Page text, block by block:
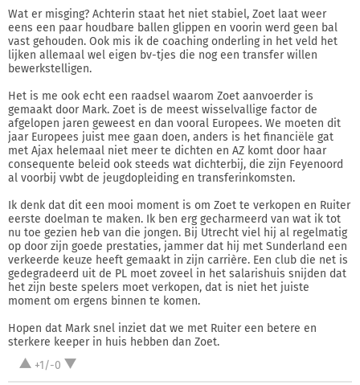
Wat er misging? Achterin staat het niet stabiel, Zoet laat weer
eens een paar houdbare ballen glippen en voorin werd geen bal
vast gehouden. Ook mis ik de coaching onderling in het veld het
lijken allemaal wel eigen bv-tjes die nog een transfer willen
bewerkstelligen.
Het is me ook echt een raadsel waarom Zoet aanvoerder is
gemaakt door Mark. Zoet is de meest wisselvallige factor de
afgelopen jaren geweest en dan vooral Europees. We moeten dit
jaar Europees juist mee gaan doen, anders is het financiële gat
met Ajax helemaal niet meer te dichten en AZ komt door haar
consequente beleid ook steeds wat dichterbij, die zijn Feyenoord
al voorbij vwbt de jeugdopleiding en transferinkomsten.
Ik denk dat dit een mooi moment is om Zoet te verkopen en Ruiter
eerste doelman te maken. Ik ben erg gecharmeerd van wat ik tot
nu toe gezien heb van die jongen. Bij Utrecht viel hij al regelmatig
op door zijn goede prestaties, jammer dat hij met Sunderland een
verkeerde keuze heeft gemaakt in zijn carrière. Een club die net is
gedegradeerd uit de PL moet zoveel in het salarishuis snijden dat
het zijn beste spelers moet verkopen, dat is niet het juiste
moment om ergens binnen te komen.
Hopen dat Mark snel inziet dat we met Ruiter een betere en
sterkere keeper in huis hebben dan Zoet.
+1/-0